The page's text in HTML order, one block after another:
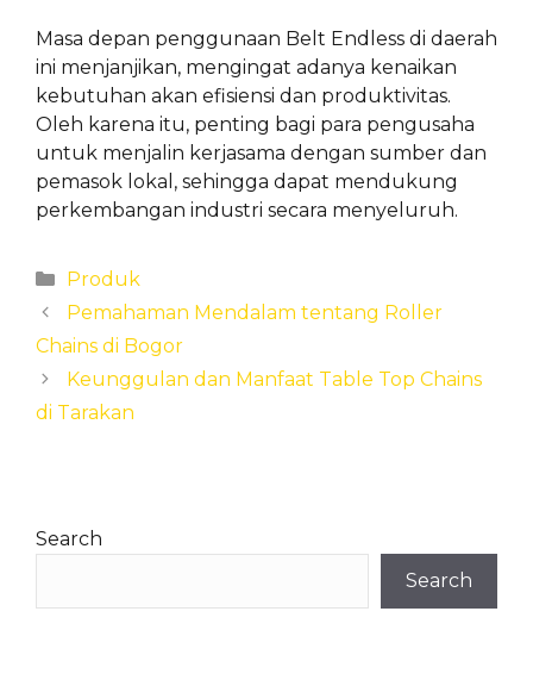
Masa depan penggunaan Belt Endless di daerah
ini menjanjikan, mengingat adanya kenaikan
kebutuhan akan efisiensi dan produktivitas.
Oleh karena itu, penting bagi para pengusaha
untuk menjalin kerjasama dengan sumber dan
pemasok lokal, sehingga dapat mendukung
perkembangan industri secara menyeluruh.
Categories
Produk
Pemahaman Mendalam tentang Roller
Chains di Bogor
Keunggulan dan Manfaat Table Top Chains
di Tarakan
Search
Search